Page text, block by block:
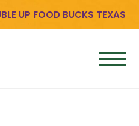
UP FOOD BUCKS TEXAS